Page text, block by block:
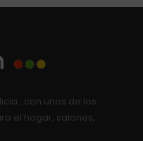
, con unos de los
el hogar, salones,